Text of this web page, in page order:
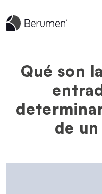
Qué son
de